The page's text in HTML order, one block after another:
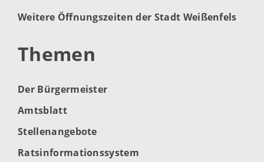
Weitere Öffnungszeiten der Stadt Weißenfels
Themen
Der Bürgermeister
Amtsblatt
Stellenangebote
Ratsinformationssystem